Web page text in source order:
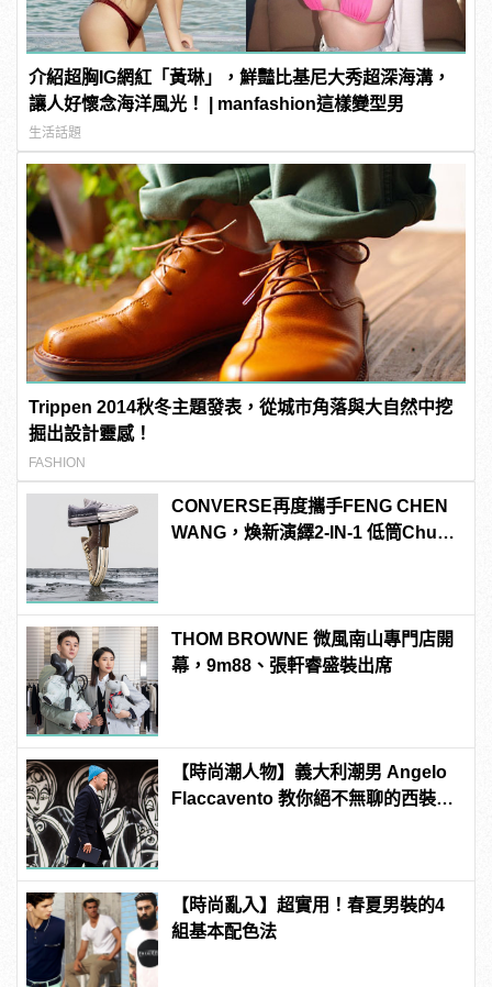
介紹超胸IG網紅「黃琳」，鮮豔比基尼大秀超深海溝，
讓人好懷念海洋風光！ | manfashion這樣變型男
生活話題
Trippen 2014秋冬主題發表，從城市角落與大自然中挖
掘出設計靈感！
FASHION
CONVERSE再度攜手FENG CHEN
WANG，煥新演繹2-IN-1 低筒Chuck
THOM BROWNE 微風南山專門店開
幕，9m88、張軒睿盛裝出席
【時尚潮人物】義大利潮男 Angelo
Flaccavento 教你絕不無聊的西裝穿
【時尚亂入】超實用！春夏男裝的4
組基本配色法